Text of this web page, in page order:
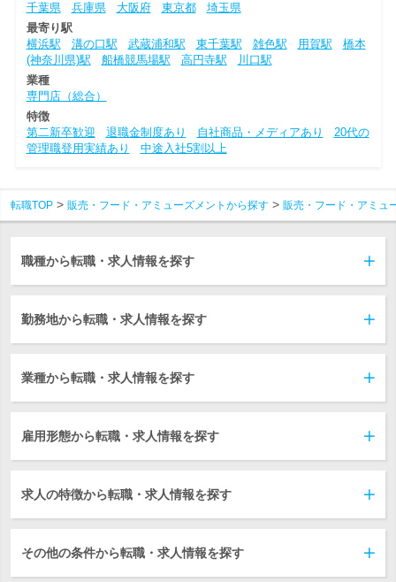
千葉県
兵庫県 大阪府 東京都
埼玉県
最寄り駅
横浜駅
溝の口駅 武蔵浦和駅 東千葉駅 雑色駅 用賀駅
橋本
(神奈川県)駅
船橋競馬場駅 高円寺駅
川口駅
業種
専門店（総合）
特徴
第二新卒歓迎
退職金制度あり 自社商品・メディアあり
20代の
管理職登用実績あり
中途入社5割以上
転職TOP 販売・フード・アミューズメントから探す 販売・フード・アミュ
職種から転職・求人情報を探す
勤務地から転職・求人情報を探す
業種から転職・求人情報を探す
雇用形態から転職・求人情報を探す
求人の特徴から転職・求人情報を探す
その他の条件から転職・求人情報を探す